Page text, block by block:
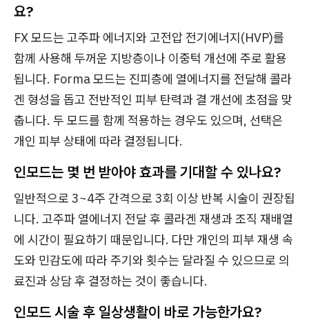
요?
FX 모드는 고주파 에너지와 고전압 전기에너지(HVP)를
함께 사용해 두꺼운 지방층이나 이중턱 개선에 주로 활용
됩니다. Forma 모드는 진피층에 열에너지를 전달해 콜라
겐 형성을 돕고 전반적인 피부 탄력과 결 개선에 초점을 맞
춥니다. 두 모드를 함께 적용하는 경우도 있으며, 선택은
개인 피부 상태에 따라 결정됩니다.
인모드는 몇 번 받아야 효과를 기대할 수 있나요?
일반적으로 3~4주 간격으로 3회 이상 반복 시술이 권장됩
니다. 고주파 열에너지 전달 후 콜라겐 재생과 조직 재배열
에 시간이 필요하기 때문입니다. 다만 개인의 피부 재생 속
도와 민감도에 따라 주기와 횟수는 달라질 수 있으므로 의
료진과 상담 후 결정하는 것이 좋습니다.
인모드 시술 후 일상생활이 바로 가능한가요?